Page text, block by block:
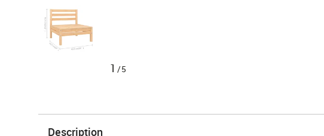
1 /5
Description